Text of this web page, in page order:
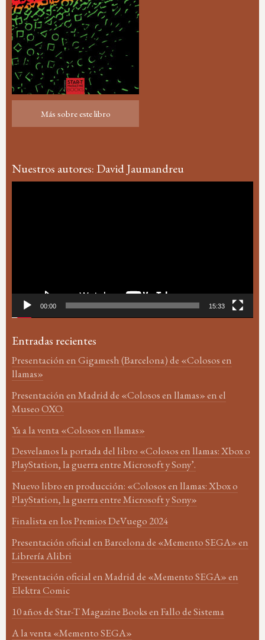
Más sobre este libro
Nuestros autores: David Jaumandreu
00:00 15:33
Entradas recientes
Presentación en Gigamesh (Barcelona) de «Colosos en
llamas»
Presentación en Madrid de «Colosos en llamas» en el
Museo OXO.
Ya a la venta «Colosos en llamas»
Desvelamos la portada del libro «Colosos en llamas: Xbox o
PlayStation, la guerra entre Microsoft y Sony’.
Nuevo libro en producción: «Colosos en llamas: Xbox o
PlayStation, la guerra entre Microsoft y Sony»
Finalista en los Premios DeVuego 2024
Presentación oficial en Barcelona de «Memento SEGA» en
Librería Alibri
Presentación oficial en Madrid de «Memento SEGA» en
Elektra Comic
10 años de Star-T Magazine Books en Fallo de Sistema
A la venta «Memento SEGA»